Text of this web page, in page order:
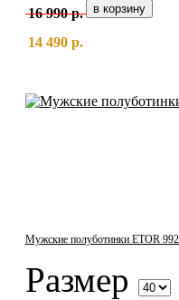
16 990 р.
14 490 р.
Мужские полуботинки ETOR
Размер